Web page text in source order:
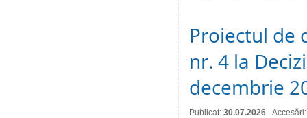
Proiectul de
nr. 4 la
decembrie
Publicat: 30.07.2026